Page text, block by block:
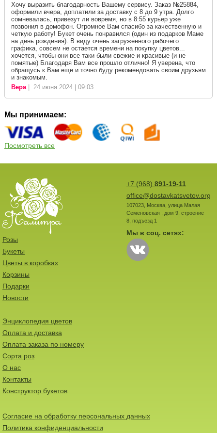
Хочу выразить благодарность Вашему сервису. Заказ №25884,
оформили вчера, доплатили за доставку с 8 до 9 утра. Долго
сомневалась, привезут ли вовремя, но в 8:55 курьер уже
позвонил в домофон. Огромное Вам спасибо за качественную и
четкую работу! Букет очень понравился (один из подарков Маме
на день рождения). В виду очень загруженного рабочего
графика, совсем не остается времени на покупку цветов...
хочется, чтобы они все-таки были свежие и красивые (и не
помятые) Благодаря Вам все прошло отлично! Я уверена, что
обращусь к Вам еще и точно буду рекомендовать своим друзьям
и знакомым.
Вера| 24 июня 2024 | 09:03
Мы принимаем:
Посмотреть все
+7 (968) 891-19-11
office@dostavkatsvetov.org
107023, Москва, улица Малая
Семеновская , дом 9, строение
8, подъезд 1
Мы в соц. сетях:
Розы
Букеты
Цветы в коробках
Корзины
Подарки
Новости
Энциклопедия цветов
Оплата и доставка
Оплата заказа по номеру
Сорта роз
О нас
Контакты
Конструктор букетов
Согласие на обработку персональных данных
Политика конфиденциальности